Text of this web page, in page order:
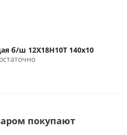
б/ш 12Х18Н10Т 140х10
покупают